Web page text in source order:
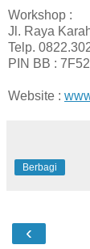
Workshop :
Jl. Raya
Telp.
PIN BB :
Website :
Berbagi
‹